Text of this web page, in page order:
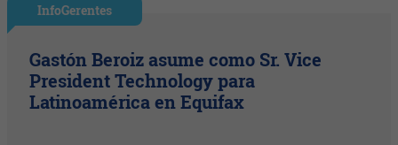
InfoGerentes
Gastón Beroiz asume como Sr. Vice
President Technology para
Latinoamérica en Equifax